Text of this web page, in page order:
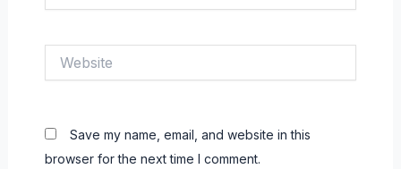
Save my name, email, and website in this
browser for the next time I comment.